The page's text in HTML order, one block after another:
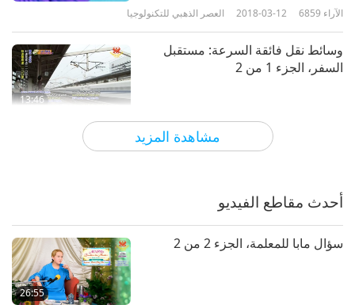
مشاهدة المزيد
العصر الذهبي للتكنولوجيا 2018-03-12 6859 الآراء
13:46
وسائط نقل فائقة السرعة: مستقبل
السفر، الجزء 1 من 2‏
العصر الذهبي للتكنولوجيا 2018-02-26
أحدث مقاطع الفيديو
26:55
سؤال مابا للمعلمة، الجزء 2 من 2